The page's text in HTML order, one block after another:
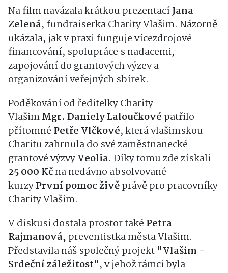
Na film navázala krátkou prezentacíJana
Zelená, fundraiserka Charity Vlašim. Názorně
ukázala, jak v praxi funguje vícezdrojové
financování, spolupráce s nadacemi,
zapojování do grantových výzev a
organizování veřejných sbírek.
Poděkování od ředitelky Charity
VlašimMgr. Daniely Laloučkové patřilo
přítomné Petře Vlčkové, která vlašimskou
Charitu zahrnula do své zaměstnanecké
grantové výzvyVeolia. Díky tomu zde získali
25 000 Kčna nedávno absolvované
kurzyPrvní pomoc živěprávě pro pracovníky
Charity Vlašim.
V diskusi dostala prostor také Petra
Rajmanová, preventistka města Vlašim.
Představila náš společný projekt "Vlašim -
Srdeční záležitost", v jehož rámci byla